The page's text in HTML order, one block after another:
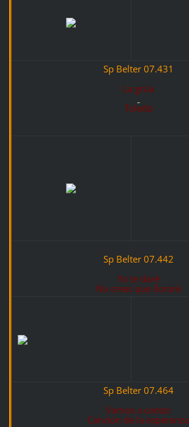
Sp Belter 07.431
La grúa
Toledo
Sp Belter 07.442
Yo te daré
No creas que lloraré
Sp Belter 07.464
Vamos a cantar
Canción de la esperanza